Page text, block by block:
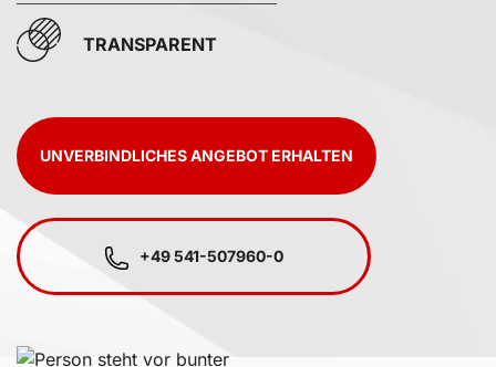
TRANSPARENT
UNVERBINDLICHES ANGEBOT ERHALTEN
+49 541-507960-0